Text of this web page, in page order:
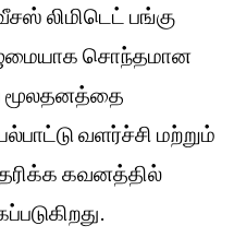
லிமிடெட் பங்கு
சொந்தமான
மூலதனத்தை
வளர்ச்சி மற்றும்
கவனத்தில்